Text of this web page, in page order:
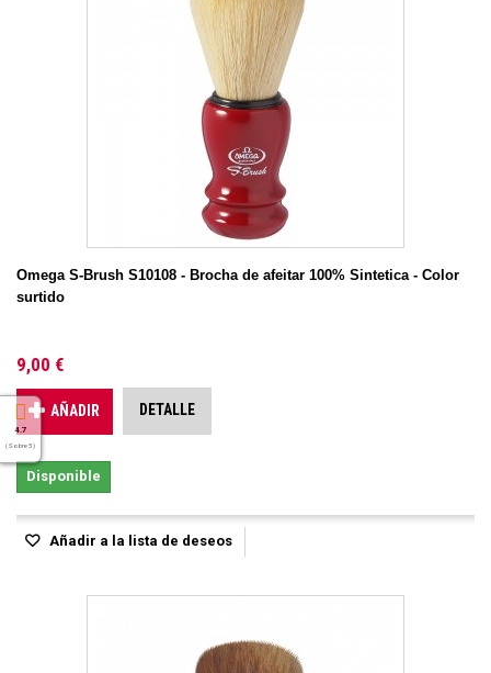
Omega S-Brush S10108 - Brocha de afeitar 100% Sintetica - Color
surtido
9,00 €
AÑADIR DETALLE
Disponible
Añadir a la lista de deseos
4.7
( Sobre 5 )